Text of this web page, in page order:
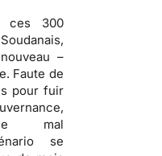
ces 300
–
Faute de
pour fuir
mal
se